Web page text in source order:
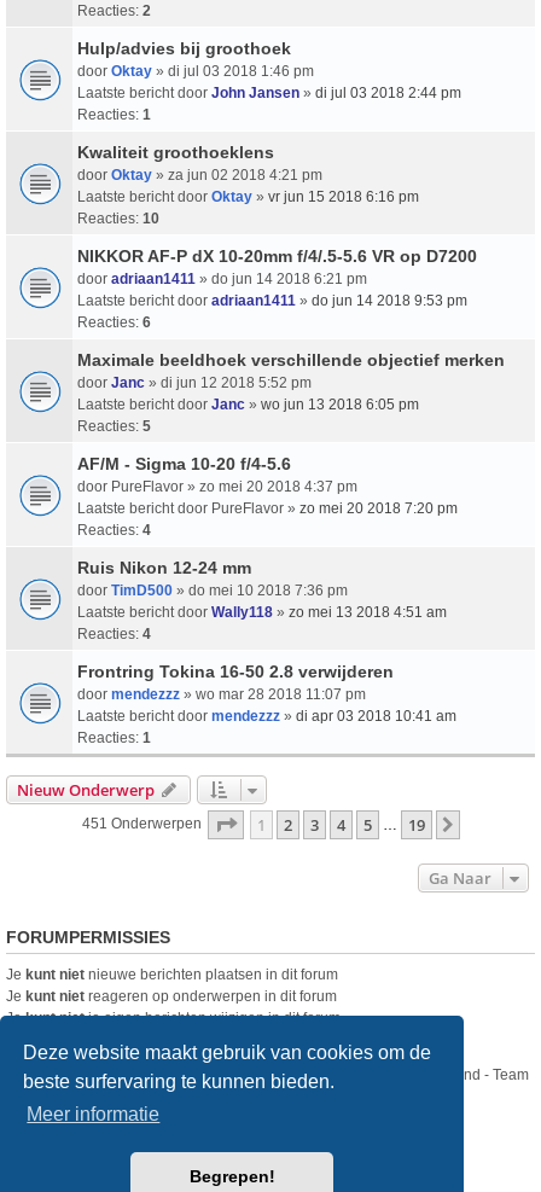
Deze website maakt gebruik van cookies om de
beste surfervaring te kunnen bieden.
Meer informatie
Begrepen!
Reacties: 2
Hulp/advies bij groothoek
door Oktay » di jul 03 2018 1:46 pm
Laatste bericht door John Jansen » di jul 03 2018 2:44 pm
Reacties: 1
Kwaliteit groothoeklens
door Oktay » za jun 02 2018 4:21 pm
Laatste bericht door Oktay » vr jun 15 2018 6:16 pm
Reacties: 10
NIKKOR AF-P dX 10-20mm f/4/.5-5.6 VR op D7200
door adriaan1411 » do jun 14 2018 6:21 pm
Laatste bericht door adriaan1411 » do jun 14 2018 9:53 pm
Reacties: 6
Maximale beeldhoek verschillende objectief merken
door Janc » di jun 12 2018 5:52 pm
Laatste bericht door Janc » wo jun 13 2018 6:05 pm
Reacties: 5
AF/M - Sigma 10-20 f/4-5.6
door PureFlavor » zo mei 20 2018 4:37 pm
Laatste bericht door PureFlavor » zo mei 20 2018 7:20 pm
Reacties: 4
Ruis Nikon 12-24 mm
door TimD500 » do mei 10 2018 7:36 pm
Laatste bericht door Wally118 » zo mei 13 2018 4:51 am
Reacties: 4
Frontring Tokina 16-50 2.8 verwijderen
door mendezzz » wo mar 28 2018 11:07 pm
Laatste bericht door mendezzz » di apr 03 2018 10:41 am
Reacties: 1
Nieuw Onderwerp
451 Onderwerpen Pagina Van19
1 2 3 4 5 19
Ga Naar
FORUMPERMISSIES
Je kunt niet nieuwe berichten plaatsen in dit forum
Je kunt niet reageren op onderwerpen in dit forum
Jekunt nietje eigen berichten wijzigen in dit forum
Nikon Club Nederland - Team
Forum
Copyright © Nikon Club Nederland 2023
® Forum Software © phpBB Limited